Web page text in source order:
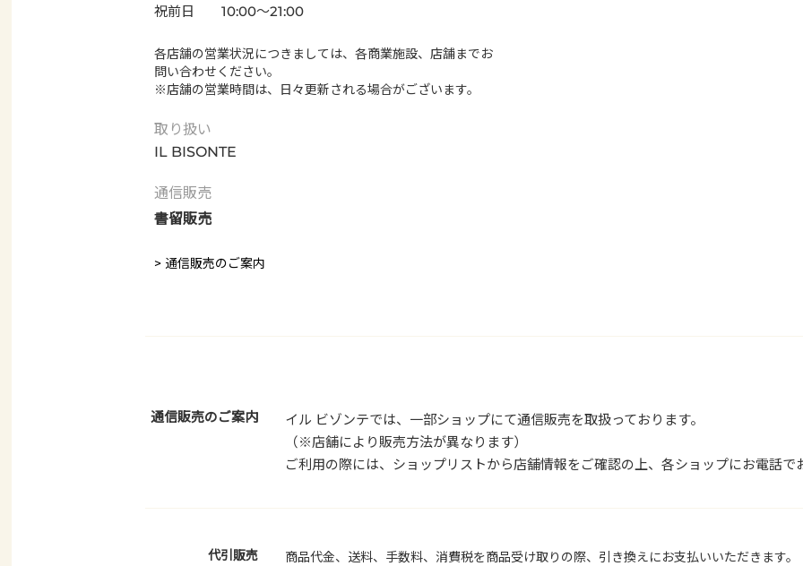
祝前日 10:00～21:00
各店舗の営業状況につきましては、各商業施設、店舗までお
問い合わせください。
※店舗の営業時間は、日々更新される場合がございます。
取り扱い
IL BISONTE
通信販売
書留販売
> 通信販売のご案内
通信販売のご案内
イル ビゾンテでは、一部ショップにて通信販売を取扱っております。
（※店舗により販売方法が異なります）
ご利用の際には、ショップリストから店舗情報をご確認の上、各ショップにお電話で
代引販売
商品代金、送料、手数料、消費税を商品受け取りの際、引き換えにお支払いいただきます。